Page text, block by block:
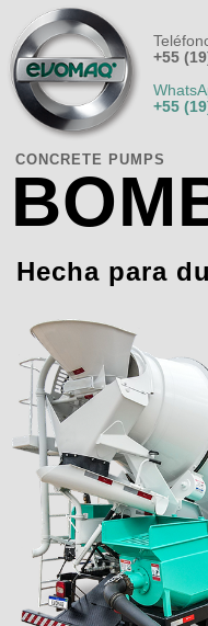
+55
+55
CONCRETE PUMPS
Hecha para